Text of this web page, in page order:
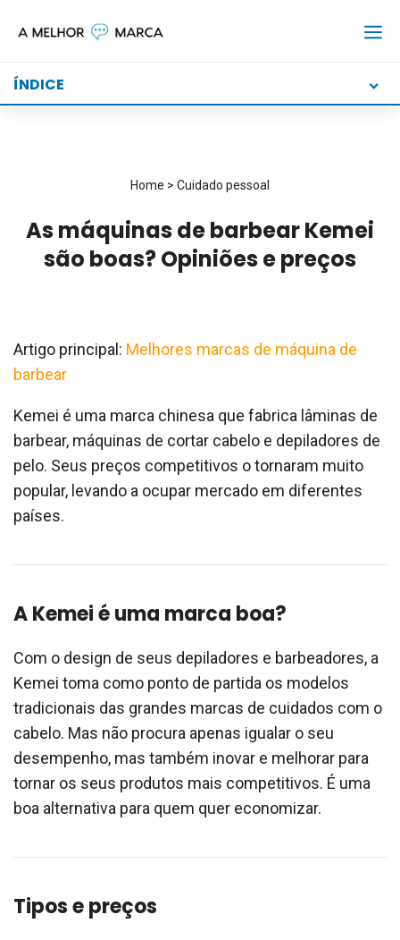
ÍNDICE
Home > Cuidado pessoal
As máquinas de barbear Kemei
são boas? Opiniões e preços
Artigo principal: Melhores marcas de máquina de
barbear
Kemei é uma marca chinesa que fabrica lâminas de
barbear, máquinas de cortar cabelo e depiladores de
pelo. Seus preços competitivos o tornaram muito
popular, levando a ocupar mercado em diferentes
países.
A Kemei é uma marca boa?
Com o design de seus depiladores e barbeadores, a
Kemei toma como ponto de partida os modelos
tradicionais das grandes marcas de cuidados com o
cabelo. Mas não procura apenas igualar o seu
desempenho, mas também inovar e melhorar para
tornar os seus produtos mais competitivos. É uma
boa alternativa para quem quer economizar.
Tipos e preços